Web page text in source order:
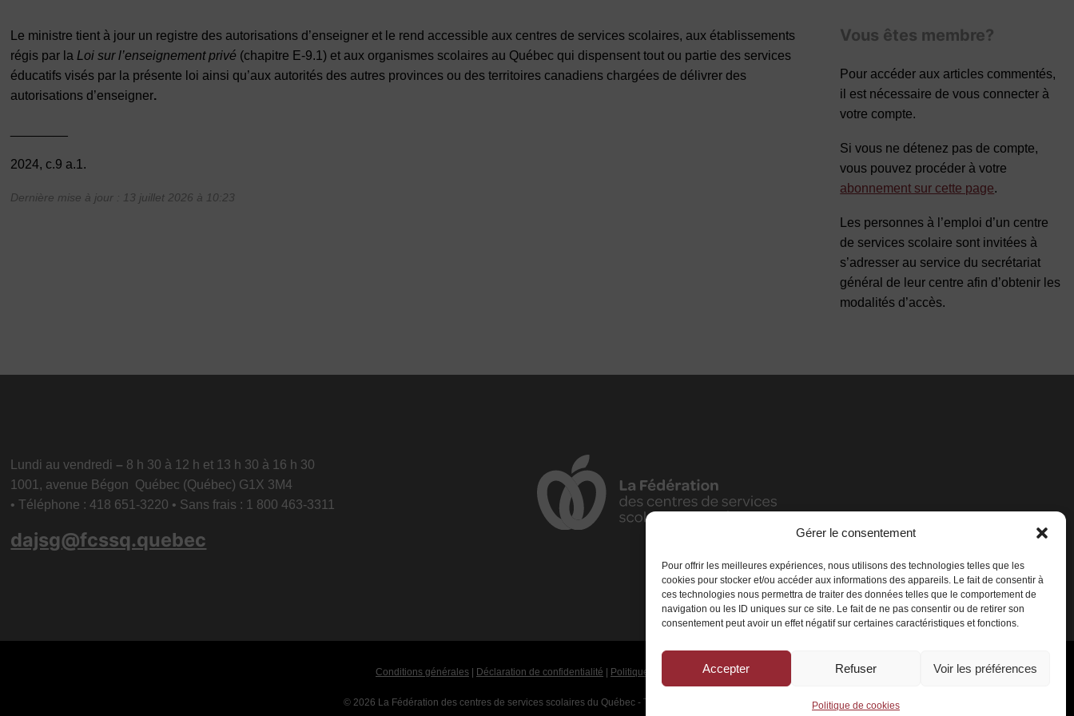
Gérer le consentement
Pour offrir les meilleures expériences, nous utilisons des technologies telles que les
cookies pour stocker et/ou accéder aux informations des appareils. Le fait de consentir à
ces technologies nous permettra de traiter des données telles que le comportement de
navigation ou les ID uniques sur ce site. Le fait de ne pas consentir ou de retirer son
consentement peut avoir un effet négatif sur certaines caractéristiques et fonctions.
Accepter Refuser Voir les préférences
Politique de cookies
Le ministre tient à jour un registre des autorisations d’enseigner et le rend accessible aux centres de services scolaires, aux établissements
régis par la Loi sur l’enseignement privé (chapitre E-9.1) et aux organismes scolaires au Québec qui dispensent tout ou partie des services
éducatifs visés par la présente loi ainsi qu’aux autorités des autres provinces ou des territoires canadiens chargées de délivrer des
autorisations d’enseigner.
2024, c.9 a.1.
Dernière mise à jour : 13 juillet 2026 à 10:23
Vous êtes membre?
Pour accéder aux articles commentés,
il est nécessaire de vous connecter à
votre compte.
Si vous ne détenez pas de compte,
vous pouvez procéder à votre
abonnement sur cette page.
Les personnes à l’emploi d’un centre
de services scolaire sont invitées à
s’adresser au service du secrétariat
général de leur centre afin d’obtenir les
modalités d’accès.
Lundi au vendredi– 8 h 30 à 12 h et 13 h 30 à 16 h 30
1001, avenue Bégon Québec (Québec) G1X 3M4
• Téléphone : 418 651-3220 • Sans frais : 1 800 463-3311
dajsg@fcssq.quebec
Conditions générales| Déclaration de confidentialité Politique de cookies
© 2026 La Fédération des centres de services scolaires du Québec - Tous droits réservés